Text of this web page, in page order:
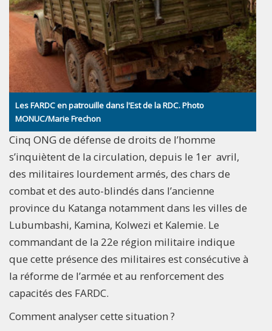
Les FARDC en patrouille dans l'Est de la RDC. Photo
MONUC/Marie Frechon
Cinq ONG de défense de droits de l’homme
s’inquiètent de la circulation, depuis le 1er avril,
des militaires lourdement armés, des chars de
combat et des auto-blindés dans l’ancienne
province du Katanga notamment dans les villes de
Lubumbashi, Kamina, Kolwezi et Kalemie. Le
commandant de la 22e région militaire indique
que cette présence des militaires est consécutive à
la réforme de l’armée et au renforcement des
capacités des FARDC.
Comment analyser cette situation ?​